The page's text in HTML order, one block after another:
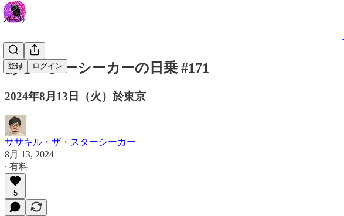
登録 ログイン
あるスターシーカーの日乗 #171
2024年8月13日（火）於東京
ササキル・ザ・スターシーカー
8月 13, 2024
∙ 有料
5